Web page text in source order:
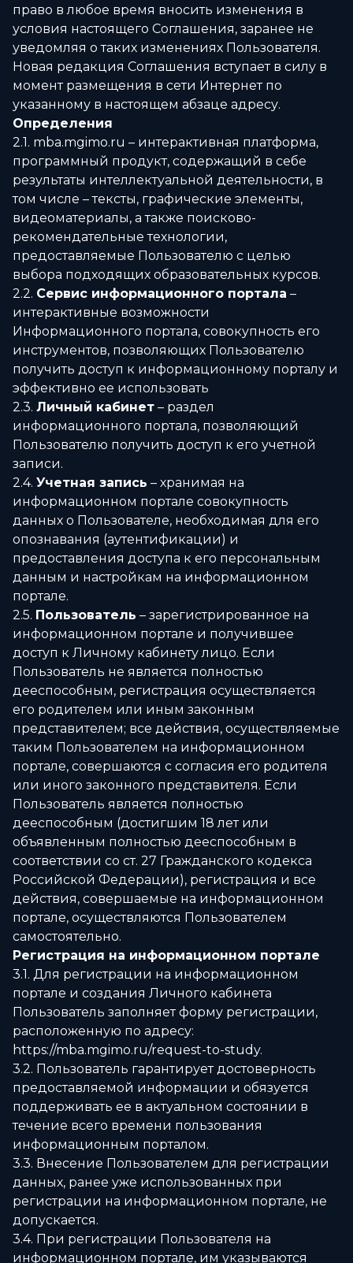
право в любое время вносить изменения в
условия настоящего Соглашения, заранее не
уведомляя о таких изменениях Пользователя.
Новая редакция Соглашения вступает в силу в
момент размещения в сети Интернет по
указанному в настоящем абзаце адресу.
Определения
2.1. mba.mgimo.ru – интерактивная платформа,
программный продукт, содержащий в себе
результаты интеллектуальной деятельности, в
том числе – тексты, графические элементы,
видеоматериалы, а также поисково-
рекомендательные технологии,
предоставляемые Пользователю с целью
выбора подходящих образовательных курсов.
2.2. Сервис информационного портала –
интерактивные возможности
Информационного портала, совокупность его
инструментов, позволяющих Пользователю
получить доступ к информационному порталу и
эффективно ее использовать
2.3. Личный кабинет – раздел
информационного портала, позволяющий
Пользователю получить доступ к его учетной
записи.
2.4. Учетная запись – хранимая на
информационном портале совокупность
данных о Пользователе, необходимая для его
опознавания (аутентификации) и
предоставления доступа к его персональным
данным и настройкам на информационном
портале.
2.5. Пользователь – зарегистрированное на
информационном портале и получившее
доступ к Личному кабинету лицо. Если
Пользователь не является полностью
дееспособным, регистрация осуществляется
его родителем или иным законным
представителем; все действия, осуществляемые
таким Пользователем на информационном
портале, совершаются с согласия его родителя
или иного законного представителя. Если
Пользователь является полностью
дееспособным (достигшим 18 лет или
объявленным полностью дееспособным в
соответствии со ст. 27 Гражданского кодекса
Российской Федерации), регистрация и все
действия, совершаемые на информационном
портале, осуществляются Пользователем
самостоятельно.
Регистрация на информационном портале
3.1. Для регистрации на информационном
портале и создания Личного кабинета
Пользователь заполняет форму регистрации,
расположенную по адресу:
https://mba.mgimo.ru/request-to-study.
3.2. Пользователь гарантирует достоверность
предоставляемой информации и обязуется
поддерживать ее в актуальном состоянии в
течение всего времени пользования
информационным порталом.
3.3. Внесение Пользователем для регистрации
данных, ранее уже использованных при
регистрации на информационном портале, не
допускается.
3.4. При регистрации Пользователя на
информационном портале, им указываются